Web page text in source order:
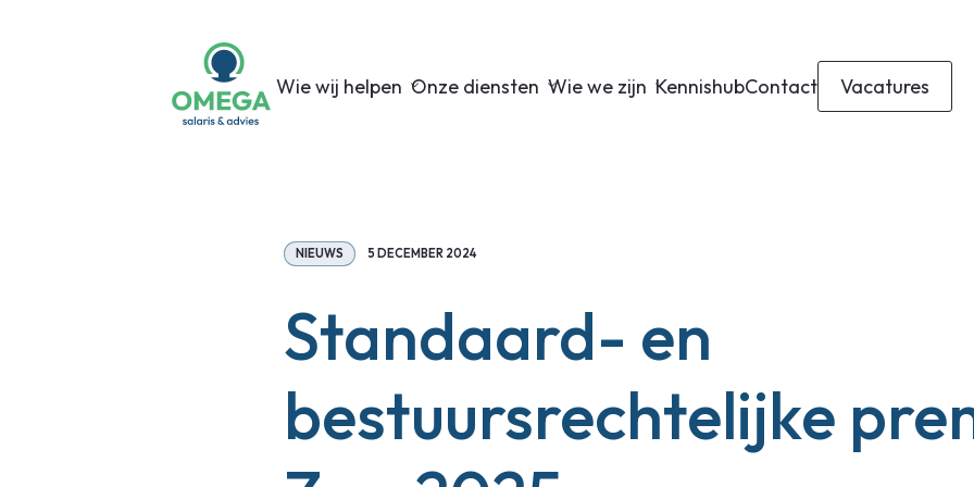
Wie wij helpen Onze diensten Wie we zijn KennishubContact Vacatures
NIEUWS 5 DECEMBER 2024
Standaard- en
bestuursrechtelijke